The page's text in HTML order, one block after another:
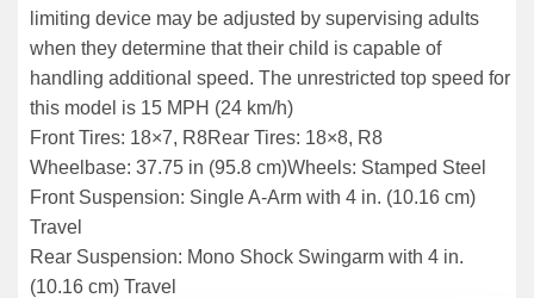
limiting device may be adjusted by supervising adults
when they determine that their child is capable of
handling additional speed. The unrestricted top speed for
this model is 15 MPH (24 km/h)
Front Tires: 18×7, R8Rear Tires: 18×8, R8
Wheelbase: 37.75 in (95.8 cm)Wheels: Stamped Steel
Front Suspension: Single A-Arm with 4 in. (10.16 cm)
Travel
Rear Suspension: Mono Shock Swingarm with 4 in.
(10.16 cm) Travel